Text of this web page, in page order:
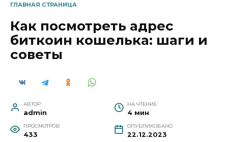
ГЛАВНАЯ СТРАНИЦА
Как посмотреть адрес
биткоин кошелька: шаги и
советы
АВТОР
admin
НА ЧТЕНИЕ
4 мин
ПРОСМОТРОВ
433
ОПУБЛИКОВАНО
22.12.2023